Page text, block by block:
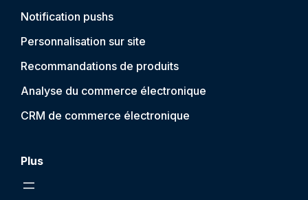
Notification pushs
Personnalisation sur site
Recommandations de produits
Analyse du commerce électronique
CRM de commerce électronique
Plus